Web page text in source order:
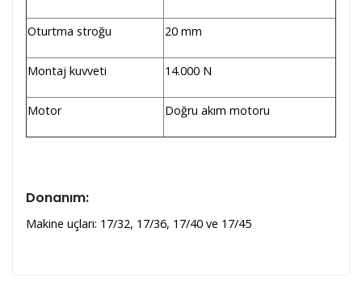
Oturtma stroğu 20 mm
Montaj kuvveti 14.000 N
Motor Doğru akım motoru
Donanım:
Makine uçları: 17/32, 17/36, 17/40 ve 17/45